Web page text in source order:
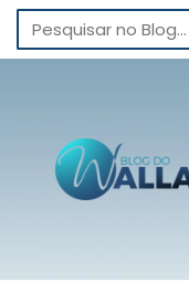
Pular
conteúdo